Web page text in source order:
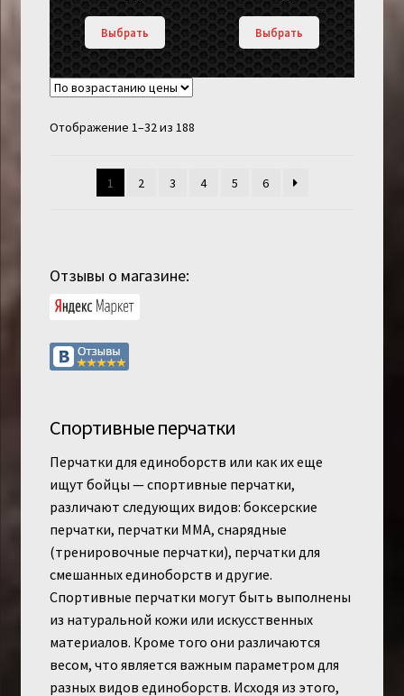
Выбрать Выбрать
Отображение 1–32 из 188
1 2 3 4 5 6
Отзывы о магазине:
Спортивные перчатки
Перчатки для единоборств или как их еще
ищут бойцы — спортивные перчатки,
различают следующих видов: боксерские
перчатки, перчатки ММА, снарядные
(тренировочные перчатки), перчатки для
смешанных единоборств и другие.
Спортивные перчатки могут быть выполнены
из натуральной кожи или искусственных
материалов. Кроме того они различаются
весом, что является важным параметром для
разных видов единоборств. Исходя из этого,